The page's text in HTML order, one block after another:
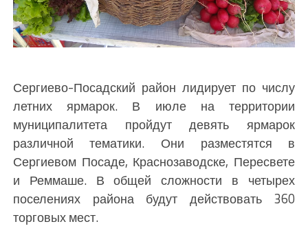
Сергиево-Посадский район лидирует по числу
летних ярмарок. В июле на территории
муниципалитета пройдут девять ярмарок
различной тематики. Они разместятся в
Сергиевом Посаде, Краснозаводске, Пересвете
и Реммаше. В общей сложности в четырех
поселениях района будут действовать 360
торговых мест.